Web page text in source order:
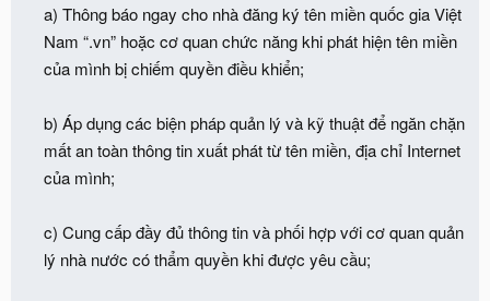
a) Thông báo ngay cho nhà đăng ký tên miền quốc gia Việt
Nam “.vn” hoặc cơ quan chức năng khi phát hiện tên miền
của mình bị chiếm quyền điều khiển;
b) Áp dụng các biện pháp quản lý và kỹ thuật để ngăn chặn
mất an toàn thông tin xuất phát từ tên miền, địa chỉ Internet
của mình;
c) Cung cấp đầy đủ thông tin và phối hợp với cơ quan quản
lý nhà nước có thẩm quyền khi được yêu cầu;